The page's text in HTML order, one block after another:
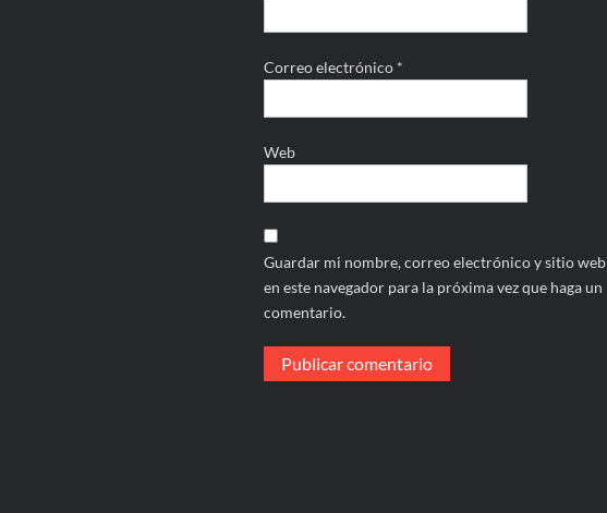
Correo electrónico *
Web
Guardar mi nombre, correo electrónico y sitio web
en este navegador para la próxima vez que haga un
comentario.